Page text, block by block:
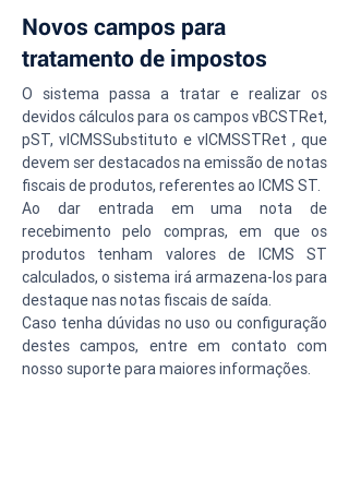
Novos campos para
tratamento de impostos
O sistema passa a tratar e realizar os
devidos cálculos para os campos vBCSTRet,
pST, vICMSSubstituto e vICMSSTRet , que
devem ser destacados na emissão de notas
fiscais de produtos, referentes ao ICMS ST.
Ao dar entrada em uma nota de
recebimento pelo compras, em que os
produtos tenham valores de ICMS ST
calculados, o sistema irá armazena-los para
destaque nas notas fiscais de saída.
Caso tenha dúvidas no uso ou configuração
destes campos, entre em contato com
nosso suporte para maiores informações.